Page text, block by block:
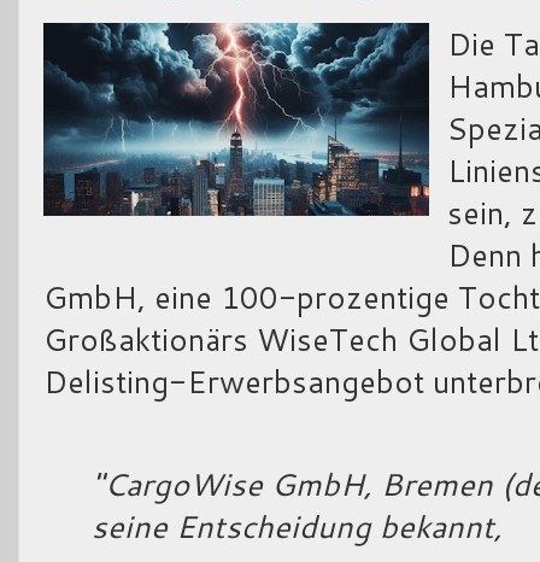
Die
sein,
Denn
GmbH, eine 100-prozentige
Großaktionärs WiseTech Global
Delisting-Erwerbsangebot
"CargoWise GmbH, Bremen
seine Entscheidung bekannt,